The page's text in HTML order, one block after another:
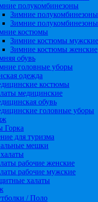
полукомбинезоны
Зимние
Зимние
костюмы
Зимние костюмы мужские
Зимние костюмы женские
обувь
головные уборы
одежда
костюмы
медицинские
обувь
головные уборы
Горка
для туризма
мешки
рабочие женские
рабочие мужские
халаты
/ Поло